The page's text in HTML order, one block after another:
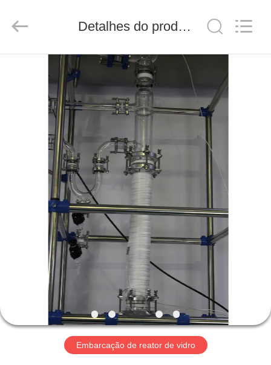
PRODUTOS
SOBRE
TOUR
FÁBRICA
CONTROLE
QUALIDADE
Chemglass
Co.,Ltd.
Reserved.
Detalhes do produto
Embarcação de reator de vidro